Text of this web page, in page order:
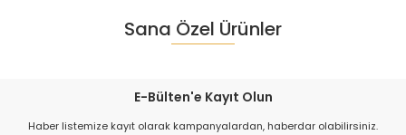
Sana Özel Ürünler
E-Bülten'e Kayıt Olun
Haber listemize kayıt olarak kampanyalardan, haberdar olabilirsiniz.